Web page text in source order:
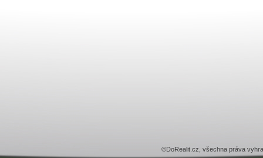
©DoRealit.cz, všechna práva